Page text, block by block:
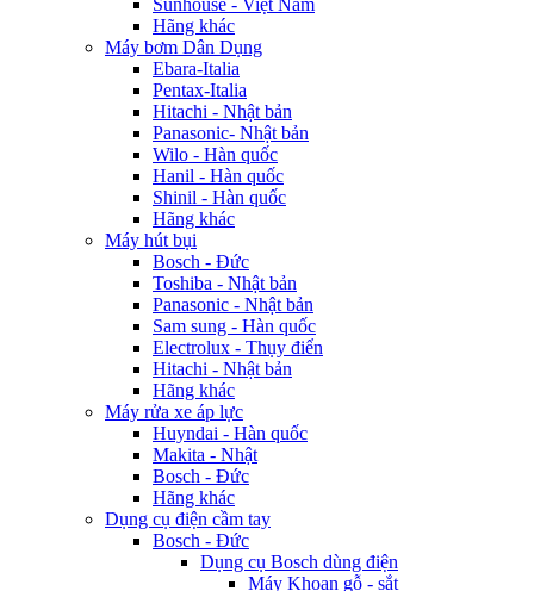
Hãng khác
Máy bơm Dân Dụng
Ebara-Italia
Pentax-Italia
Hitachi - Nhật bản
Panasonic- Nhật bản
Wilo - Hàn quốc
Hanil - Hàn quốc
Shinil - Hàn quốc
Hãng khác
Máy hút bụi
Bosch - Đức
Toshiba - Nhật bản
Panasonic - Nhật bản
Sam sung - Hàn quốc
Electrolux - Thụy điển
Hitachi - Nhật bản
Hãng khác
Máy rửa xe áp lực
Huyndai - Hàn quốc
Makita - Nhật
Bosch - Đức
Hãng khác
Dụng cụ điện cầm tay
Bosch - Đức
Dụng cụ Bosch dùng điện
Máy Khoan gỗ - sắt